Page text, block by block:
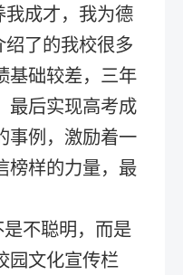
我成才，我为德
绍了的我校很多
基础较差，三年
最后实现高考成
事例，激励着一
榜样的力量，最
不聪明，而是
园文化宣传栏